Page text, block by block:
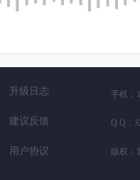
升级日志
建议反馈
用户协议
手机：
Q Q：
版权：